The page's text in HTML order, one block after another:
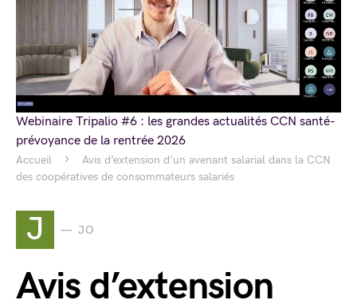
Accueil
Avis d’extension d’un avenant salarial dans la CCN
des coopératives de consommateurs salariés
J JO
Avis d’extension
Webinaire Tripalio #6 : les grandes actualités CCN santé-
prévoyance de la rentrée 2026